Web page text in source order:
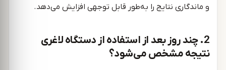
و ماندگاری نتایج را به‌طور قابل توجهی افزایش می‌دهد.
2. چند روز بعد از استفاده از دستگاه لاغری
نتیجه مشخص می‌شود؟